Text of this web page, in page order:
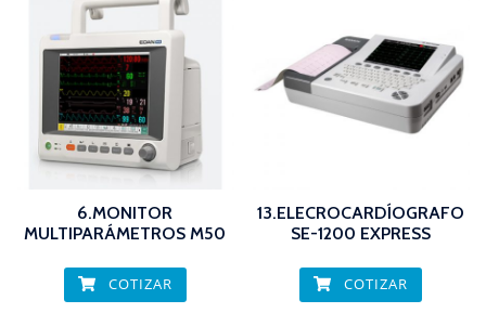
6.MONITOR
MULTIPARÁMETROS M50
COTIZAR
13.ELECROCARDÍOGRAFO
SE-1200 EXPRESS
COTIZAR